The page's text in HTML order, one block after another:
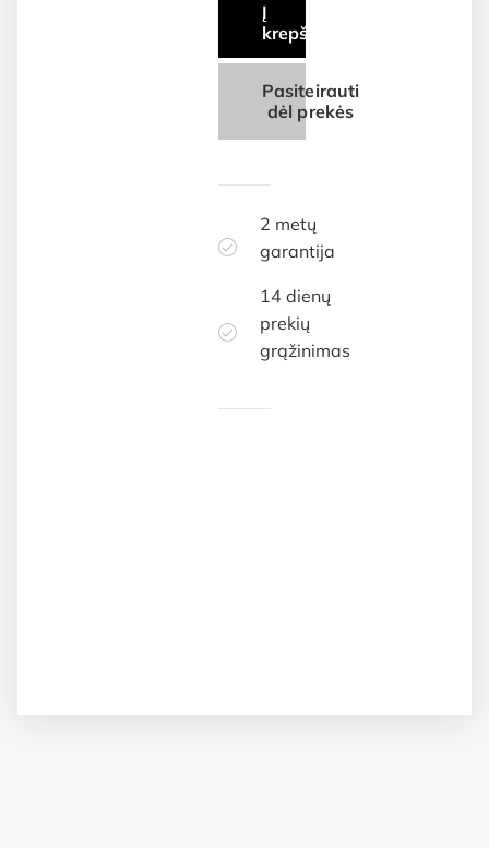
Į
krepšelį
Pasiteirauti
dėl prekės
2 metų
garantija
14 dienų
prekių
grąžinimas